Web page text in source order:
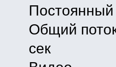
Постоянный
Общий
сек